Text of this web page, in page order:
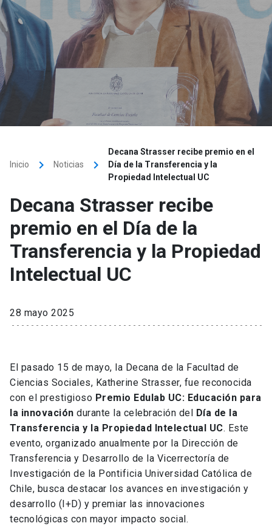
Inicio keyboard_arrow_right Noticias keyboard_arrow_right
Decana Strasser recibe premio en el
Día de la Transferencia y la
Propiedad Intelectual UC
Decana Strasser recibe
premio en el Día de la
Transferencia y la Propiedad
Intelectual UC
28 mayo 2025
El pasado 15 de mayo, la Decana de la Facultad de
Ciencias Sociales, Katherine Strasser, fue reconocida
con el prestigioso Premio Edulab UC: Educación para
la innovación durante la celebración del Día de la
Transferencia y la Propiedad Intelectual UC. Este
evento, organizado anualmente por la Dirección de
Transferencia y Desarrollo de la Vicerrectoría de
Investigación de la Pontificia Universidad Católica de
Chile, busca destacar los avances en investigación y
desarrollo (I+D) y premiar las innovaciones
tecnológicas con mayor impacto social.